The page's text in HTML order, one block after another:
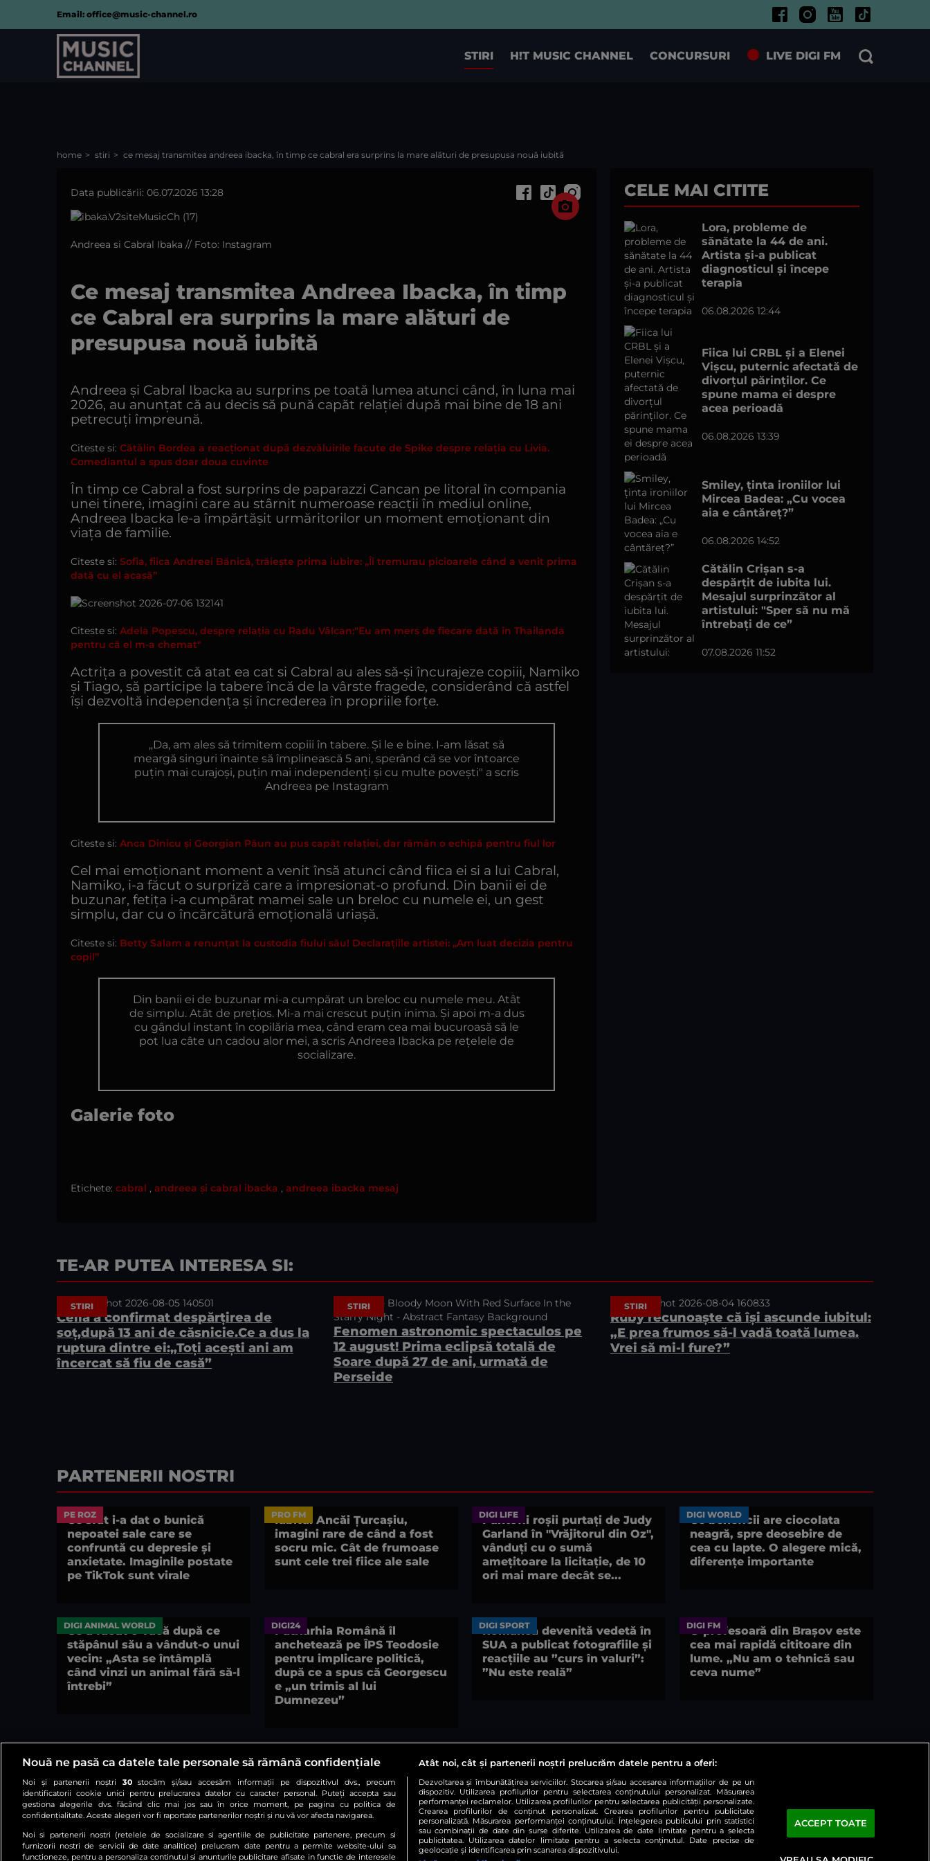
Email: office@music-channel.ro
STIRI H!T MUSIC CHANNEL CONCURSURI LIVE DIGI FM
home stiri ce mesaj transmitea andreea ibacka, în timp ce cabral era surprins la mare alături de presupusa nouă iubită
Data publicării: 06.07.2026 13:28
Andreea si Cabral Ibaka // Foto: Instagram
Ce mesaj transmitea Andreea Ibacka, în timp
ce Cabral era surprins la mare alături de
presupusa nouă iubită
Andreea și Cabral Ibacka au surprins pe toată lumea atunci când, în luna mai
2026, au anunțat că au decis să pună capăt relației după mai bine de 18 ani
petrecuți împreună.
Citeste si: Cătălin Bordea a reacționat după dezvăluirile facute de Spike despre relația cu Livia.
Comediantul a spus doar doua cuvinte
În timp ce Cabral a fost surprins de paparazzi Cancan pe litoral în compania
unei tinere, imagini care au stârnit numeroase reacții în mediul online,
Andreea Ibacka le-a împărtășit urmăritorilor un moment emoționant din
viața de familie.
Citeste si: Sofia, fiica Andreei Bănică, trăiește prima iubire: „Îi tremurau picioarele când a venit prima
dată cu el acasă”
Citeste si: Adela Popescu, despre relația cu Radu Vâlcan:"Eu am mers de fiecare dată în Thailanda
pentru că el m-a chemat"
Actrița a povestit că atat ea cat si Cabral au ales să-și încurajeze copiii, Namiko
și Tiago, să participe la tabere încă de la vârste fragede, considerând că astfel
își dezvoltă independența și încrederea în propriile forțe.
„Da, am ales să trimitem copiii în tabere. Și le e bine. I-am lăsat să
meargă singuri înainte să împlinească 5 ani, sperând că se vor întoarce
puțin mai curajoși, puțin mai independenți și cu multe povești" a scris
Andreea pe Instagram
Citeste si: Anca Dinicu și Georgian Păun au pus capăt relației, dar rămân o echipă pentru fiul lor
Cel mai emoționant moment a venit însă atunci când fiica ei si a lui Cabral,
Namiko, i-a făcut o surpriză care a impresionat-o profund. Din banii ei de
buzunar, fetița i-a cumpărat mamei sale un breloc cu numele ei, un gest
simplu, dar cu o încărcătură emoțională uriașă.
Citeste si: Betty Salam a renunțat la custodia fiului său! Declarațiile artistei: „Am luat decizia pentru
copil”
Din banii ei de buzunar mi-a cumpărat un breloc cu numele meu. Atât
de simplu. Atât de prețios. Mi-a mai crescut puțin inima. Și apoi m-a dus
cu gândul instant în copilăria mea, când eram cea mai bucuroasă să le
pot lua câte un cadou alor mei, a scris Andreea Ibacka pe rețelele de
socializare.
Galerie foto
Etichete: cabral , andreea și cabral ibacka , andreea ibacka mesaj
CELE MAI CITITE
Lora, probleme de
sănătate la 44 de ani.
Artista și-a publicat
diagnosticul și începe
terapia
06.08.2026 12:44
Fiica lui CRBL și a Elenei
Vișcu, puternic afectată de
divorțul părinților. Ce
spune mama ei despre
acea perioadă
06.08.2026 13:39
Smiley, ținta ironiilor lui
Mircea Badea: „Cu vocea
aia e cântăreț?”
06.08.2026 14:52
Cătălin Crișan s-a
despărțit de iubita lui.
Mesajul surprinzător al
artistului: "Sper să nu mă
întrebați de ce”
07.08.2026 11:52
TE-AR PUTEA INTERESA SI:
STIRI
Celia a confirmat despărțirea de
soț,după 13 ani de căsnicie.Ce a dus la
ruptura dintre ei:„Toți acești ani am
încercat să fiu de casă”
STIRI
Fenomen astronomic spectaculos pe
12 august! Prima eclipsă totală de
Soare după 27 de ani, urmată de
Perseide
STIRI
Ruby recunoaște că își ascunde iubitul:
„E prea frumos să-l vadă toată lumea.
Vrei să mi-l fure?”
PARTENERII NOSTRI
PE ROZ
Ce sfat i-a dat o bunică
nepoatei sale care se
confruntă cu depresie și
anxietate. Imaginile postate
pe TikTok sunt virale
PRO FM
Iubitul Ancăi Țurcașiu,
imagini rare de când a fost
socru mic. Cât de frumoase
sunt cele trei fiice ale sale
DIGI LIFE
Pantofii roșii purtați de Judy
Garland în "Vrăjitorul din Oz",
vânduți cu o sumă
amețitoare la licitație, de 10
ori mai mare decât se...
DIGI WORLD
Ce beneficii are ciocolata
neagră, spre deosebire de
cea cu lapte. O alegere mică,
diferențe importante
DIGI ANIMAL WORLD
Ce a făcut o vacă după ce
stăpânul său a vândut-o unui
vecin: „Asta se întâmplă
când vinzi un animal fără să-l
întrebi”
DIGI24
Patriarhia Română îl
anchetează pe ÎPS Teodosie
pentru implicare politică,
după ce a spus că Georgescu
e „un trimis al lui
Dumnezeu”
DIGI SPORT
Românca devenită vedetă în
SUA a publicat fotografiile și
reacțiile au ”curs în valuri”:
”Nu este reală”
DIGI FM
O profesoară din Brașov este
cea mai rapidă cititoare din
lume. „Nu am o tehnică sau
ceva nume”
Urmărește-ne și pe:
Copyright © 2026 / DIGI ROMANIA S.A.
Nouă ne pasă ca datele tale personale să rămână confidențiale
Noi și partenerii noștri 30stocăm și/sau accesăm informații pe dispozitivul dvs., precum
identificatorii cookie unici pentru prelucrarea datelor cu caracter personal. Puteți accepta sau
gestiona alegerile dvs. făcând clic mai jos sau în orice moment, pe pagina cu politica de
confidențialitate. Aceste alegeri vor fi raportate partenerilor noștri și nu vă vor afecta navigarea.
Noi si partenerii nostri (retelele de socializare si agentiile de publicitate partenere, precum si
furnizorii nostri de servicii de date analitice) prelucram date pentru a permite website-ului sa
functioneze, pentru a personaliza continutul si anunturile publicitare afisate in functie de interesele
Atât noi, cât și partenerii noștri prelucrăm datele pentru a oferi:
Dezvoltarea și îmbunătățirea serviciilor. Stocarea și/sau accesarea informațiilor de pe un
dispozitiv. Utilizarea profilurilor pentru selectarea conținutului personalizat. Măsurarea
performanței reclamelor. Utilizarea profilurilor pentru selectarea publicității personalizate.
Crearea profilurilor de conținut personalizat. Crearea profilurilor pentru publicitate
personalizată. Măsurarea performanței conținutului. Înțelegerea publicului prin statistici
sau combinații de date din surse diferite. Utilizarea de date limitate pentru a selecta
publicitatea. Utilizarea datelor limitate pentru a selecta conținutul. Date precise de
geolocație și identificarea prin scanarea dispozitivului.
ACCEPT TOATE